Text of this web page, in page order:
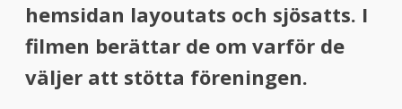
hemsidan layoutats och sjösatts. I
filmen berättar de om varför de
väljer att stötta föreningen.